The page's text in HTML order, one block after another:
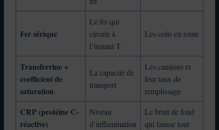
Fer sérique
Le fer qui
circule à
l’instant T
Les colis en route
Transferrine +
coefficient de
saturation
La capacité de
transport
Les camions et
leur taux de
remplissage
CRP (protéine C-
réactive)
Niveau
d’inflammation
Le bruit de fond
qui fausse tout